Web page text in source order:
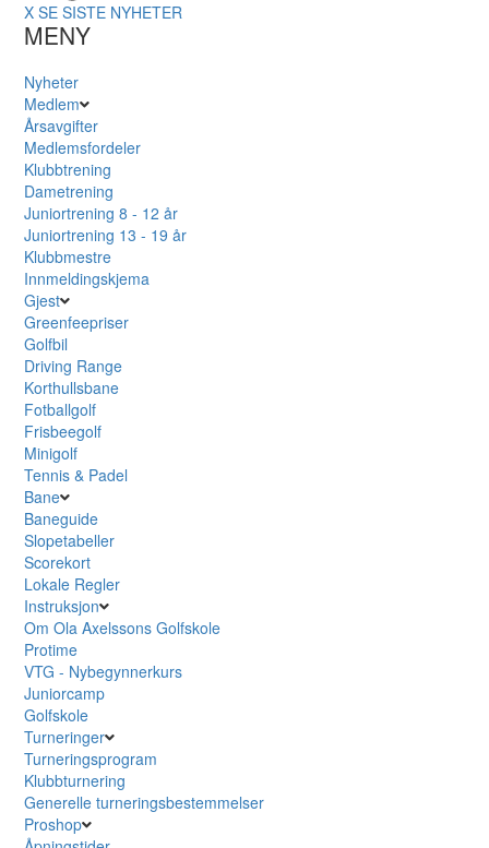
X SE SISTE NYHETER
MENY
Nyheter
Medlem
Årsavgifter
Medlemsfordeler
Klubbtrening
Dametrening
Juniortrening 8 - 12 år
Juniortrening 13 - 19 år
Klubbmestre
Innmeldingskjema
Gjest
Greenfeepriser
Golfbil
Driving Range
Korthullsbane
Fotballgolf
Frisbeegolf
Minigolf
Tennis & Padel
Bane
Baneguide
Slopetabeller
Scorekort
Lokale Regler
Instruksjon
Om Ola Axelssons Golfskole
Protime
VTG - Nybegynnerkurs
Juniorcamp
Golfskole
Turneringer
Turneringsprogram
Klubbturnering
Generelle turneringsbestemmelser
Proshop